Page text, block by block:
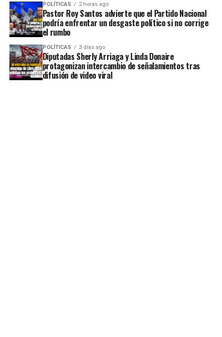
POLÍTICAS 2 horas ago
Pastor Roy Santos advierte que el Partido Nacional
podría enfrentar un desgaste político si no corrige
el rumbo
POLÍTICAS 3 días ago
Diputadas Sherly Arriaga y Linda Donaire
protagonizan intercambio de señalamientos tras
difusión de video viral